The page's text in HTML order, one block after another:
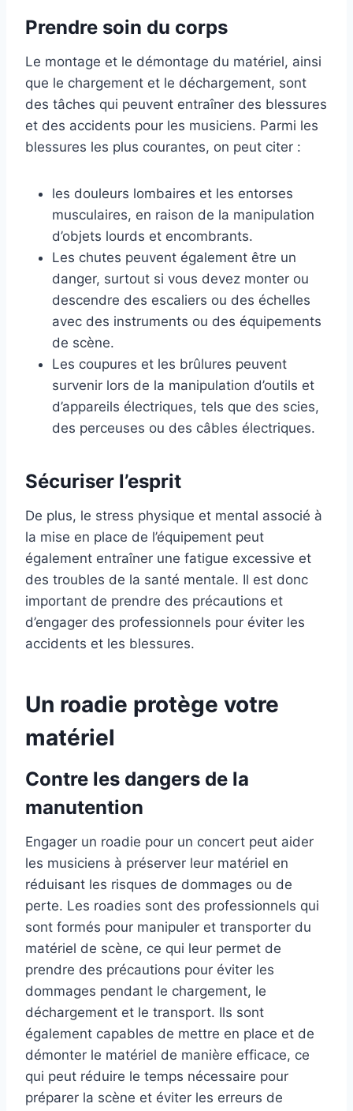
Prendre soin du corps
Le montage et le démontage du matériel, ainsi
que le chargement et le déchargement, sont
des tâches qui peuvent entraîner des blessures
et des accidents pour les musiciens. Parmi les
blessures les plus courantes, on peut citer :
les douleurs lombaires et les entorses
musculaires, en raison de la manipulation
d’objets lourds et encombrants.
Les chutes peuvent également être un
danger, surtout si vous devez monter ou
descendre des escaliers ou des échelles
avec des instruments ou des équipements
de scène.
Les coupures et les brûlures peuvent
survenir lors de la manipulation d’outils et
d’appareils électriques, tels que des scies,
des perceuses ou des câbles électriques.
Sécuriser l’esprit
De plus, le stress physique et mental associé à
la mise en place de l’équipement peut
également entraîner une fatigue excessive et
des troubles de la santé mentale. Il est donc
important de prendre des précautions et
d’engager des professionnels pour éviter les
accidents et les blessures.
Un roadie protège votre
matériel
Contre les dangers de la
manutention
Engager un roadie pour un concert peut aider
les musiciens à préserver leur matériel en
réduisant les risques de dommages ou de
perte. Les roadies sont des professionnels qui
sont formés pour manipuler et transporter du
matériel de scène, ce qui leur permet de
prendre des précautions pour éviter les
dommages pendant le chargement, le
déchargement et le transport. Ils sont
également capables de mettre en place et de
démonter le matériel de manière efficace, ce
qui peut réduire le temps nécessaire pour
préparer la scène et éviter les erreurs de